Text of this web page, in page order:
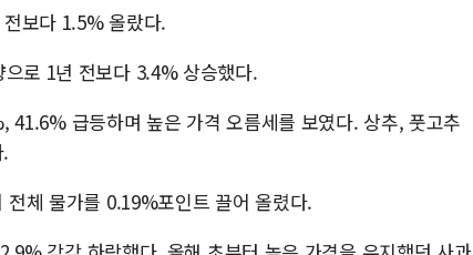
보다 1.5% 올랐다.
로 1년 전보다 3.4% 상승했다.
41.6% 급등하며 높은 가격 오름세를 보였다. 상추, 풋고추
체 물가를 0.19%포인트 끌어 올렸다.